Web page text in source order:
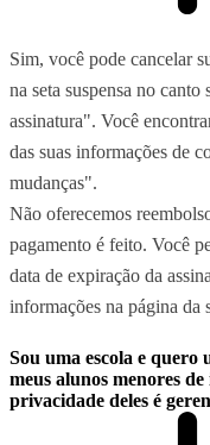
Sim, você pode cancelar
na seta suspensa no
assinatura". Você
das suas informações de
mudanças".
Não oferecemos
pagamento é feito. Você
data de expiração da
informações na página da
Sou uma escola e quero
meus alunos menores
privacidade deles é